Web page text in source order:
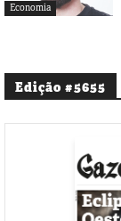
Economia
Edição #5655